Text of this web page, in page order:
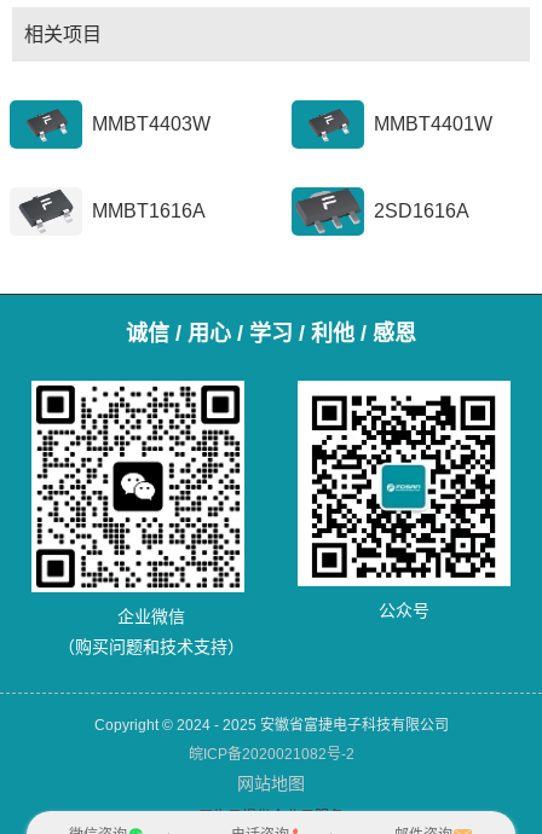
相关项目
MMBT4403W MMBT4401W
MMBT1616A 2SD1616A
诚信 / 用心 / 学习 / 利他 / 感恩
企业微信
（购买问题和技术支持）
公众号
Copyright © 2024 - 2025 安徽省富捷电子科技有限公司
皖ICP备2020021082号-2
网站地图